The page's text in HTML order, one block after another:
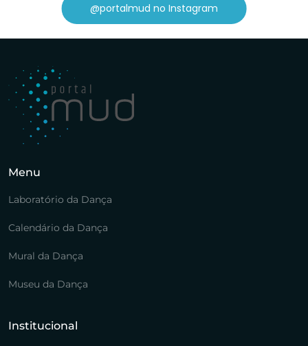
@portalmud no Instagram
Menu
Laboratório da Dança
Calendário da Dança
Mural da Dança
Museu da Dança
Institucional